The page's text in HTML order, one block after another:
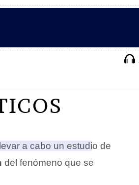
a cabo un estudio de
del fenómeno que se